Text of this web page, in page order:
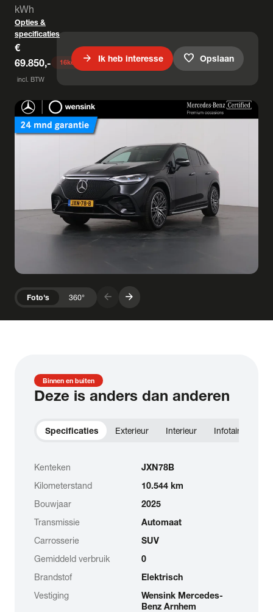
kWh
Opties &
specificaties
€
69.850,-
incl. BTW
16keer bekeken
arrow_forward Ik heb interesse favorite Opslaan
Foto's 360° arrow_forward arrow_forward
Binnen en buiten
Deze is anders dan anderen
Specificaties Exterieur Interieur Infotainment
Kenteken
JXN78B
Kilometerstand
10.544 km
Bouwjaar
2025
Transmissie
Automaat
Carrosserie
SUV
Gemiddeld verbruik
0
Brandstof
Elektrisch
Vestiging
Wensink Mercedes-
Benz Arnhem